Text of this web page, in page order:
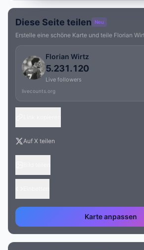
Diese Seite teilen Neu
Erstelle eine schöne Karte und teile Florian
Florian Wirtz
5.231.120
Live followers
livecounts.org
Auf X teilen
Karte anpassen